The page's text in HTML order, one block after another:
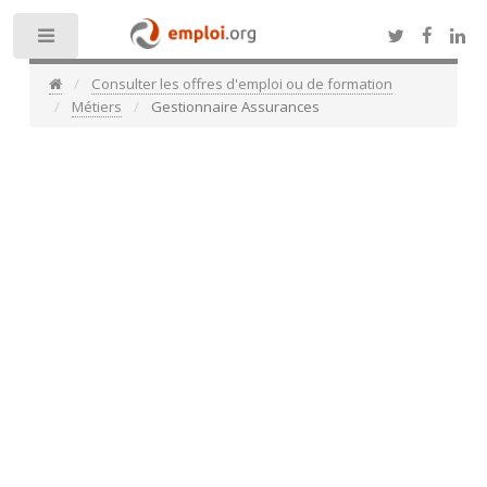
Consulter les offres d'emploi ou de formation
Métiers
Gestionnaire Assurances
Toggle